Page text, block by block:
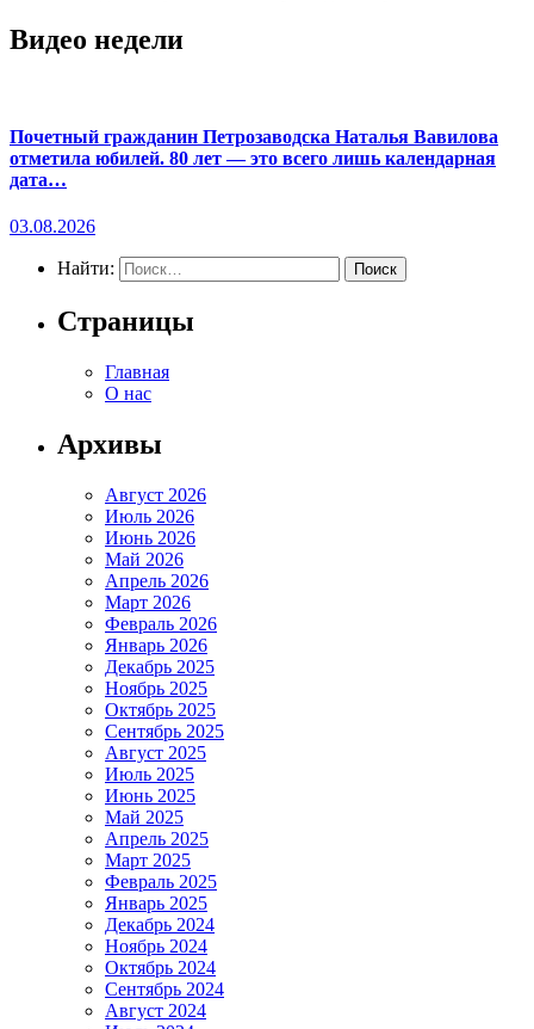
Видео недели
Почетный гражданин Петрозаводска Наталья Вавилова
отметила юбилей. 80 лет — это всего лишь календарная
дата…
03.08.2026
Найти:
Страницы
Главная
О нас
Архивы
Август 2026
Июль 2026
Июнь 2026
Май 2026
Апрель 2026
Март 2026
Февраль 2026
Январь 2026
Декабрь 2025
Ноябрь 2025
Октябрь 2025
Сентябрь 2025
Август 2025
Июль 2025
Июнь 2025
Май 2025
Апрель 2025
Март 2025
Февраль 2025
Январь 2025
Декабрь 2024
Ноябрь 2024
Октябрь 2024
Сентябрь 2024
Август 2024